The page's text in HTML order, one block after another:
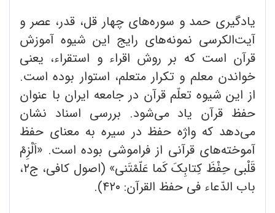
یادگیری حمد و سوره‌های چهار قل، قدر، عصر و
آیت‌الکرسی نمونه‌های رایج این شیوه آموزش
قرآن است که بر روش اقراء و استقراء، یعنی
خواندن معلم و تکرار متعلم، استوار بوده است.
از این شیوه تعلّم قرآن در جامعه ایران با عنوان
حفظ قرآن یاد می‌شود. بررسی اسناد نشان
می‌دهد که واژه حفظ در سیره به معنای حفظ
آموخته‌های قرآنی از فراموشی بوده است. «اَلْزِمْ
قَلْبی حِفْظَ کِتابِکَ کَما عَلّمْتَنی» (اصول کافی، ج۲،
باب الدّعاء فی حفظ القرآن: ۴۲۰).